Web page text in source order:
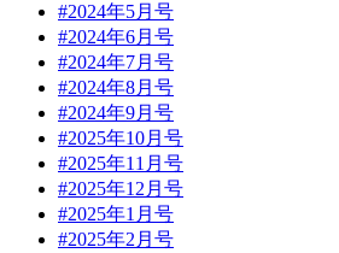
#2024年5月号
#2024年6月号
#2024年7月号
#2024年8月号
#2024年9月号
#2025年10月号
#2025年11月号
#2025年12月号
#2025年1月号
#2025年2月号